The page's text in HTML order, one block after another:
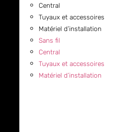
Central
Tuyaux et accessoires
Matériel d’installation
Sans fil
Central
Tuyaux et accessoires
Matériel d’installation